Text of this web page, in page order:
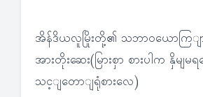
အိန်ဒိယလူမြိုးတို့၏ သဘာဝယောကြျ
အားတိုးဆေး(မြားစှာ စားပါက နှိမျ
သင့ျတောျရုံစားလေ)